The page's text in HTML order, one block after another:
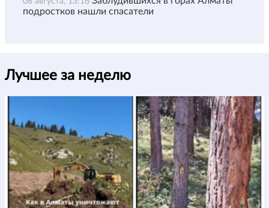
подростков нашли спасатели
Лучшее за неделю